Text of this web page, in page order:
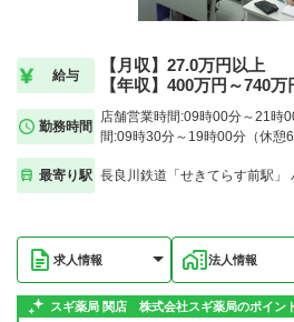
給与
【月収】27.0万円以上
【年収】400万円～740
勤務時間
店舗営業時間:09時00分～21時
間:09時30分～19時00分（休憩
最寄り駅 長良川鉄道「せきてらす前駅」
求人情報 法人情報
スギ薬局 関店 株式会社スギ薬局のポイン